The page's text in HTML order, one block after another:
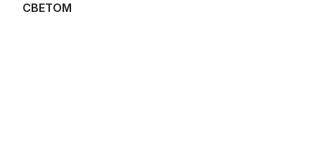
СВЕТОМ